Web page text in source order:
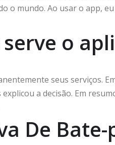
o mundo. Ao usar o app,
o
seus serviços.
a decisão. Em
De Bate-